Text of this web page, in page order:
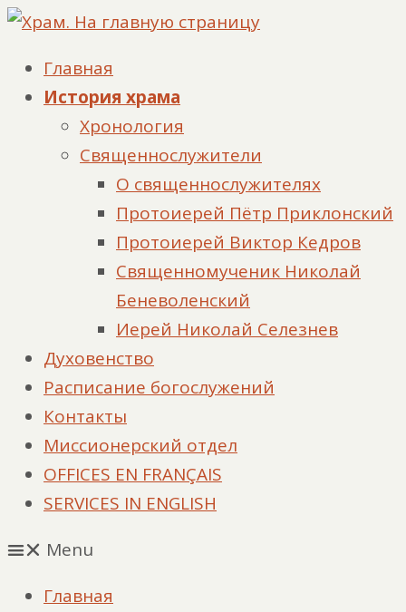
Главная
История храма
Хронология
Священнослужители
О священнослужителях
Протоиерей Пётр Приклонский
Протоиерей Виктор Кедров
Священномученик Николай
Беневоленский
Иерей Николай Селезнев
Духовенство
Расписание богослужений
Контакты
Миссионерский отдел
OFFICES EN FRANÇAIS
SERVICES IN ENGLISH
Menu
Главная